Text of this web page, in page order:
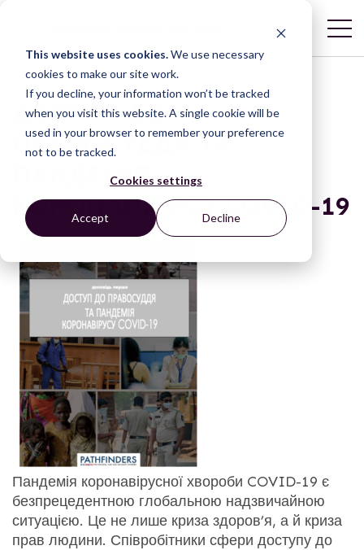
This website uses cookies.We use necessary
cookies to make our site work.
If you decline, your information won’t be tracked
when you visit this website. A single cookie will be
used in your browser to remember your preference
not to be tracked.
Cookies settings
Accept Decline
ДОСТУП ДО
ПРАВОСУДДЯ ТА
ПАНДЕМІЯ
КОРОНАВІРУСУ COVID-19
Пандемія коронавірусної хвороби COVID-19 є
безпрецедентною глобальною надзвичайною
ситуацією. Це не лише криза здоров’я, а й криза
прав людини. Співробітники сфери доступу до